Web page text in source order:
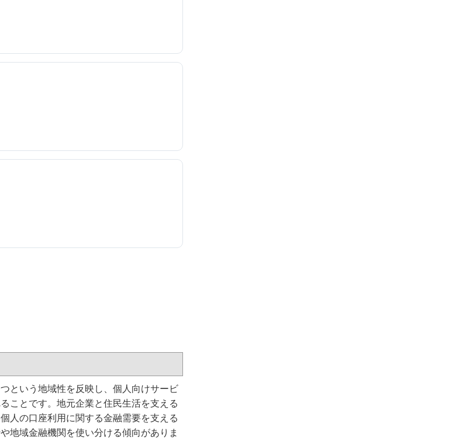
という地域性を反映し、個人向けサービ
ことです。地元企業と住民生活を支える
人の口座利用に関する金融需要を支える
地域金融機関を使い分ける傾向がありま